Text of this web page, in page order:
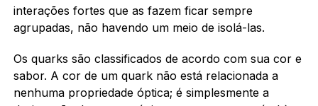
interações fortes que as fazem ficar sempre
agrupadas, não havendo um meio de isolá-las.
Os quarks são classificados de acordo com sua cor e
sabor. A cor de um quark não está relacionada a
nenhuma propriedade óptica; é simplesmente a